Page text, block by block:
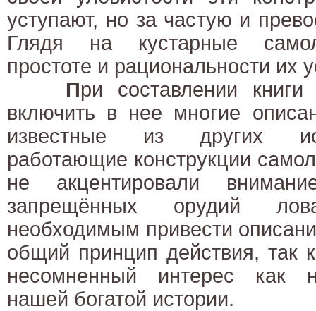
уступают, но за частую и
Глядя на кустарные
простоте и рациональности их
При составлении
включить в нее многие
известные из других
работающие конструкции
не акцентировали
запрещённых орудий
необходимым привести
общий принцип действия, так
несомненный интерес как
нашей богатой истории.